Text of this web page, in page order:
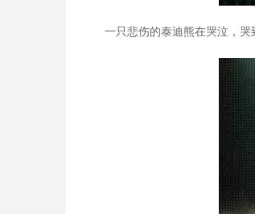
一只悲伤的泰迪熊在哭泣，哭